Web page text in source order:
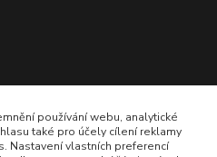
používání webu, analytické
také pro účely cílení reklamy
Nastavení vlastních preferencí